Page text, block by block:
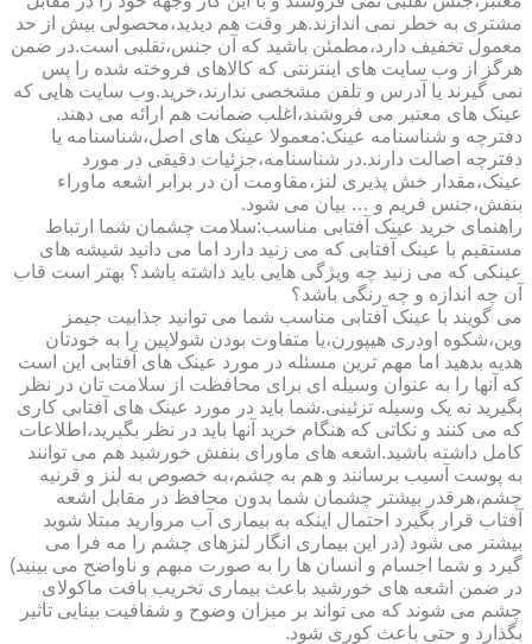
مشتری به خطر نمی اندازند.هر وقت هم دیدید،محصولی بیش از حد
معمول تخفیف دارد،مطمئن باشید که آن جنس،تقلبی است.در ضمن
هرگز از وب سایت های اینترنتی که کالاهای فروخته شده را پس
نمی گیرند یا آدرس و تلفن مشخصی ندارند،خرید.وب سایت هایی که
عینک های معتبر می فروشند،اغلب ضمانت هم ارائه می دهند.
دفترچه و شناسنامه عینک:معمولا عینک های اصل،شناسنامه یا
دفترچه اصالت دارند.در شناسنامه،جزئیات دقیقی در مورد
عینک،مقدار خش پذیری لنز،مقاومت آن در برابر اشعه ماوراء
بنفش،جنس فریم و … بیان می شود.
راهنمای خرید عینک آفتابی مناسب:سلامت چشمان شما ارتباط
مستقیم با عینک آفتابی که می زنید دارد اما می دانید شیشه های
عینکی که می زنید چه ویژگی هایی باید داشته باشد؟ بهتر است قاب
آن چه اندازه و چه رنگی باشد؟
می گویند با عینک آفتابی مناسب شما می توانید جذابیت جیمز
وین،شکوه اودری هیپورن،یا متفاوت بودن شولاپین را به خودتان
هدیه بدهید اما مهم ترین مسئله در مورد عینک های آفتابی این است
که آنها را به عنوان وسیله ای برای محافظت از سلامت تان در نظر
بگیرید نه یک وسیله تزئینی.شما باید در مورد عینک های آفتابی کاری
که می کنند و نکاتی که هنگام خرید آنها باید در نظر بگیرید،اطلاعات
کامل داشته باشید.اشعه های ماورای بنفش خورشید هم می توانند
به پوست آسیب برسانند و هم به چشم،به خصوص به لنز و قرنیه
چشم،هرقدر بیشتر چشمان شما بدون محافظ در مقابل اشعه
آفتاب قرار بگیرد احتمال اینکه به بیماری آب مروارید مبتلا شوید
بیشتر می شود (در این بیماری انگار لنزهای چشم را مه فرا می
گیرد و شما اجسام و انسان ها را به صورت مبهم و ناواضح می بینید)
در ضمن اشعه های خورشید باعث بیماری تخریب بافت ماکولای
چشم می شوند که می تواند بر میزان وضوح و شفافیت بینایی تاثیر
بگذارد و حتی باعث کوری شود.